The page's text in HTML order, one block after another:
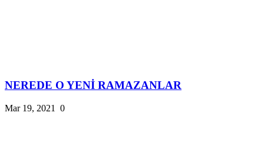
NEREDE O YENİ RAMAZANLAR
Mar 19, 2021 0